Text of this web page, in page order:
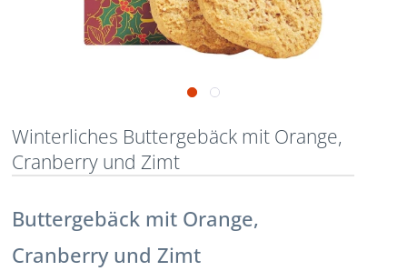
Winterliches Buttergebäck mit Orange,
Cranberry und Zimt
Buttergebäck mit Orange,
Cranberry und Zimt